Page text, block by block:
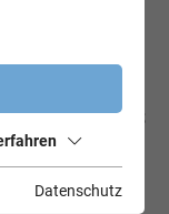
und praxisnahe
bietenDatenschutz